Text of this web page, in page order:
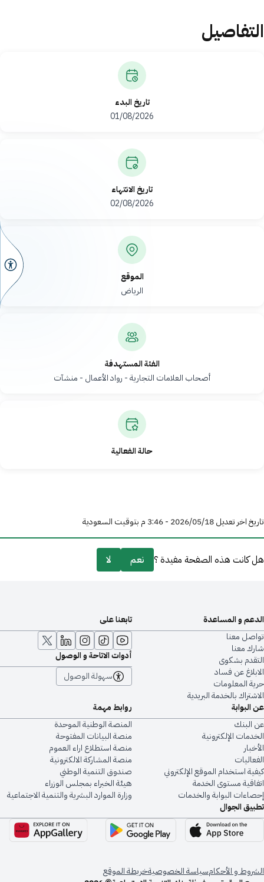
التفاصيل
تاريخ البدء
2026‏/08‏/01
تاريخ الانتهاء
2026‏/08‏/02
الموقع
الرياض
الفئة المستهدفة
أصحاب العلامات التجارية - رواد الأعمال - منشآت
حالة الفعالية
تاريخ اخر تعديل 18‏/05‏/2026 - 3:46 م بتوقيت السعودية
هل كانت هذه الصفحة مفيدة ؟ نعم لا
عن البوابة
عن البنك
الخدمات الإلكترونية
الأخبار
الفعاليات
كيفية استخدام الموقع الإلكتروني
اتفاقية مستوى الخدمة
إحصاءات البوابة والخدمات
روابط مهمة
المنصة الوطنية الموحدة
منصة البيانات المفتوحة
منصة استطلاع اراء العموم
منصة المشاركة الالكترونية
صندوق التنمية الوطني
هيئة الخبراء بمجلس الوزراء
وزارة الموارد البشرية والتنمية الاجتماعية
الدعم و المساعدة
تواصل معنا
شارك معنا
التقدم بشكوى
الابلاغ عن فساد
حرية المعلومات
الاشتراك بالخدمة البريدية
تابعنا على
أدوات الاتاحة و الوصول
سهولة الوصول
تطبيق الجوال
الشروط و الأحكامسياسة الخصوصيةخريطة الموقع